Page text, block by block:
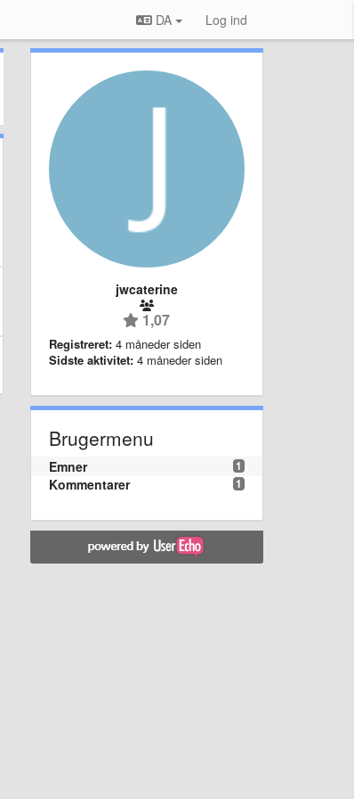
DA Log ind
jwcaterine
1,07
Registreret: 4 måneder siden
Sidste aktivitet: 4 måneder siden
Brugermenu
1
Emner
1
Kommentarer